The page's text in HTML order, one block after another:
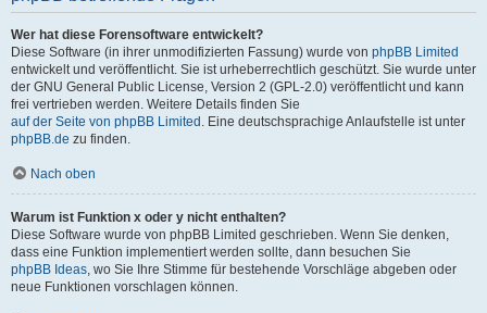
Wer hat diese Forensoftware entwickelt?
Diese Software (in ihrer unmodifizierten Fassung) wurde von phpBB Limited
entwickelt und veröffentlicht. Sie ist urheberrechtlich geschützt. Sie wurde unter
der GNU General Public License, Version 2 (GPL-2.0) veröffentlicht und kann
frei vertrieben werden. Weitere Details finden Sie
auf der Seite von phpBB Limited . Eine deutschsprachige Anlaufstelle ist unter
phpBB.de zu finden.
Nach oben
Warum ist Funktion x oder y nicht enthalten?
Diese Software wurde von phpBB Limited geschrieben. Wenn Sie denken,
dass eine Funktion implementiert werden sollte, dann besuchen Sie
phpBB Ideas, wo Sie Ihre Stimme für bestehende Vorschläge abgeben oder
neue Funktionen vorschlagen können.